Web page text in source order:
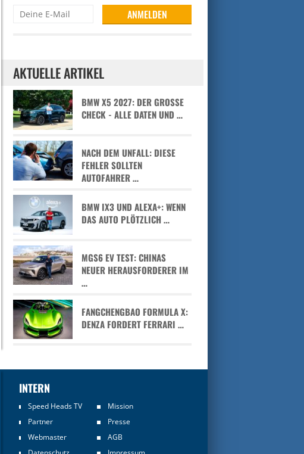
AKTUELLE ARTIKEL
BMW X5 2027: DER GROSSE C
HECK - ALLE DATEN UND …
NACH DEM UNFALL: DIESE
FEHLER SOLLTEN
AUTOFAHRER …
BMW IX3 UND ALEXA+: WENN
DAS AUTO PLÖTZLICH …
MGS6 EV TEST: CHINAS
NEUER HERAUSFORDERER IM
…
FANGCHENGBAO FORMULA X:
DENZA FORDERT FERRARI …
INTERN
Speed Heads TV
Mission
Partner
Presse
Webmaster
AGB